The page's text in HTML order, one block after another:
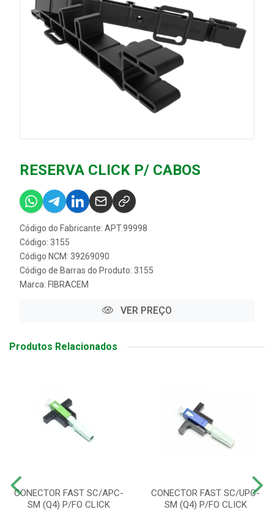
RESERVA CLICK P/ CABOS
Código do Fabricante: APT.99998
Código: 3155
Código NCM: 39269090
Código de Barras do Produto: 3155
Marca: FIBRACEM
VER PREÇO
Produtos Relacionados
CONECTOR FAST SC/APC-
SM (Q4) P/FO CLICK
CONECTOR FAST SC/UPC-
SM (Q4) P/FO CLICK